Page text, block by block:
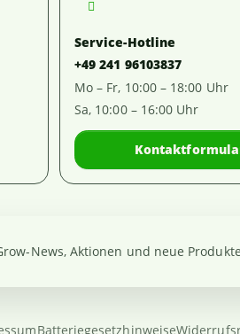
Service-Hotline
+49 241 96103837
Mo – Fr, 10:00 – 18:00 Uhr
Sa, 10:00 – 16:00 Uhr
News, Aktionen und neue
Batteriegesetzhinweise